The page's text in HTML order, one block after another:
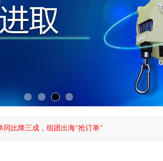
比降三成，组团出海“抢订单”